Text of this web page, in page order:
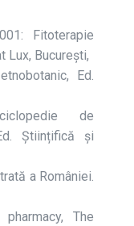
Fitoterapie
Lux, București,
Ed.
de
Științifică și
a României.
The